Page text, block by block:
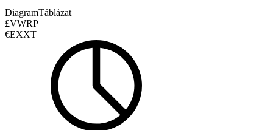
DiagramTáblázat
£VWRP
€EXXT